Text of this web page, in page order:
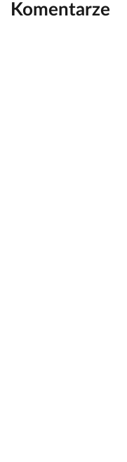
Komentarze